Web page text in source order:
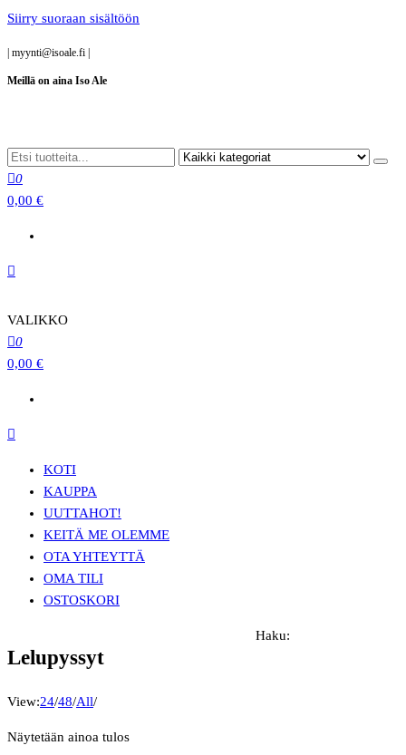
Siirry suoraan sisältöön
myynti@isoale.fi
Meillä on aina Iso Ale
0
0,00 €
VALIKKO
0
0,00 €
KOTI
KAUPPA
UUTTAHOT!
KEITÄ ME OLEMME
OTA YHTEYTTÄ
OMA TILI
OSTOSKORI
Lelupyssyt
View:24/48/All/
Näytetään ainoa tulos
Haku: